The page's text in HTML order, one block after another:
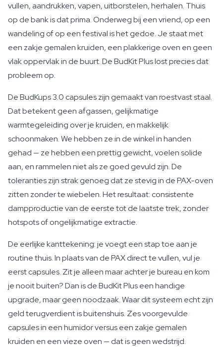
vullen, aandrukken, vapen, uitborstelen, herhalen. Thuis
op de bank is dat prima. Onderweg bij een vriend, op een
wandeling of op een festival is het gedoe. Je staat met
een zakje gemalen kruiden, een plakkerige oven en geen
vlak oppervlak in de buurt. De BudKit Plus lost precies dat
probleem op.
De BudKups 3.0 capsules zijn gemaakt van roestvast staal.
Dat betekent geen afgassen, gelijkmatige
warmtegeleiding over je kruiden, en makkelijk
schoonmaken. We hebben ze in de winkel in handen
gehad — ze hebben een prettig gewicht, voelen solide
aan, en rammelen niet als ze goed gevuld zijn. De
toleranties zijn strak genoeg dat ze stevig in de PAX-oven
zitten zonder te wiebelen. Het resultaat: consistente
dampproductie van de eerste tot de laatste trek, zonder
hotspots of ongelijkmatige extractie.
De eerlijke kanttekening: je voegt een stap toe aan je
routine thuis. In plaats van de PAX direct te vullen, vul je
eerst capsules. Zit je alleen maar achter je bureau en kom
je nooit buiten? Dan is de BudKit Plus een handige
upgrade, maar geen noodzaak. Waar dit systeem echt zijn
geld terugverdient is buitenshuis. Zes voorgevulde
capsules in een humidor versus een zakje gemalen
kruiden en een vieze oven — dat is geen wedstrijd.